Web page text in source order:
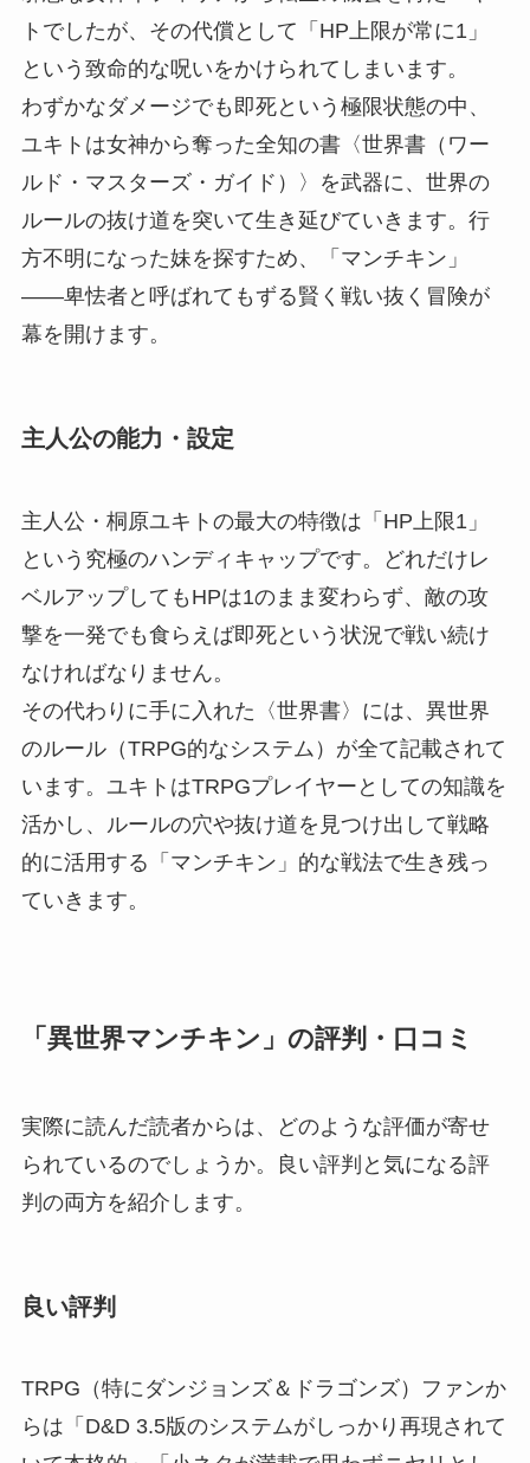
トでしたが、その代償として「HP上限が常に1」
という致命的な呪いをかけられてしまいます。
わずかなダメージでも即死という極限状態の中、
ユキトは女神から奪った全知の書〈世界書（ワー
ルド・マスターズ・ガイド）〉を武器に、世界の
ルールの抜け道を突いて生き延びていきます。行
方不明になった妹を探すため、「マンチキン」
——卑怯者と呼ばれてもずる賢く戦い抜く冒険が
幕を開けます。
主人公の能力・設定
主人公・桐原ユキトの最大の特徴は「HP上限1」
という究極のハンディキャップです。どれだけレ
ベルアップしてもHPは1のまま変わらず、敵の攻
撃を一発でも食らえば即死という状況で戦い続け
なければなりません。
その代わりに手に入れた〈世界書〉には、異世界
のルール（TRPG的なシステム）が全て記載されて
います。ユキトはTRPGプレイヤーとしての知識を
活かし、ルールの穴や抜け道を見つけ出して戦略
的に活用する「マンチキン」的な戦法で生き残っ
ていきます。
「異世界マンチキン」の評判・口コミ
実際に読んだ読者からは、どのような評価が寄せ
られているのでしょうか。良い評判と気になる評
判の両方を紹介します。
良い評判
TRPG（特にダンジョンズ＆ドラゴンズ）ファンか
らは「D&D 3.5版のシステムがしっかり再現されて